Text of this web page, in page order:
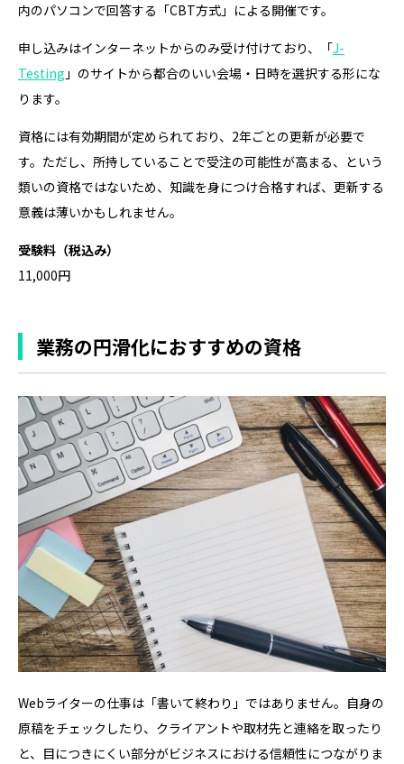
内のパソコンで回答する「CBT方式」による開催です。
申し込みはインターネットからのみ受け付けており、「J-
Testing 」のサイトから都合のいい会場・日時を選択する形にな
ります。
資格には有効期間が定められており、2年ごとの更新が必要で
す。ただし、所持していることで受注の可能性が高まる、という
類いの資格ではないため、知識を身につけ合格すれば、更新する
意義は薄いかもしれません。
受験料（税込み）
11,000円
業務の円滑化におすすめの資格
Webライターの仕事は「書いて終わり」ではありません。自身の
原稿をチェックしたり、クライアントや取材先と連絡を取ったり
と、目につきにくい部分がビジネスにおける信頼性につながりま